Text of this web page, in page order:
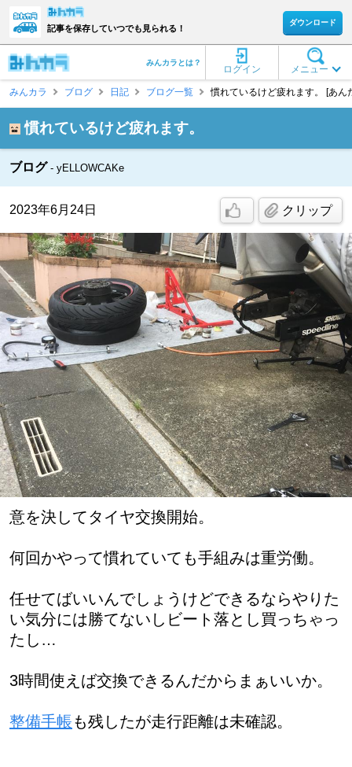
記事を保存していつでも見られる！
ダウンロード
メニュー
ログイン
みんカラとは？
みんカラ ブログ 日記 ブログ一覧 慣れているけど疲れます。 [あん
慣れているけど疲れます。
ブログ yELLOWCAKe
2023年6月24日 クリップ
意を決してタイヤ交換開始。
何回かやって慣れていても手組みは重労働。
任せてばいいんでしょうけどできるならやりた
い気分には勝てないしビート落とし買っちゃっ
たし…
3時間使えば交換できるんだからまぁいいか。
整備手帳も残したが走行距離は未確認。